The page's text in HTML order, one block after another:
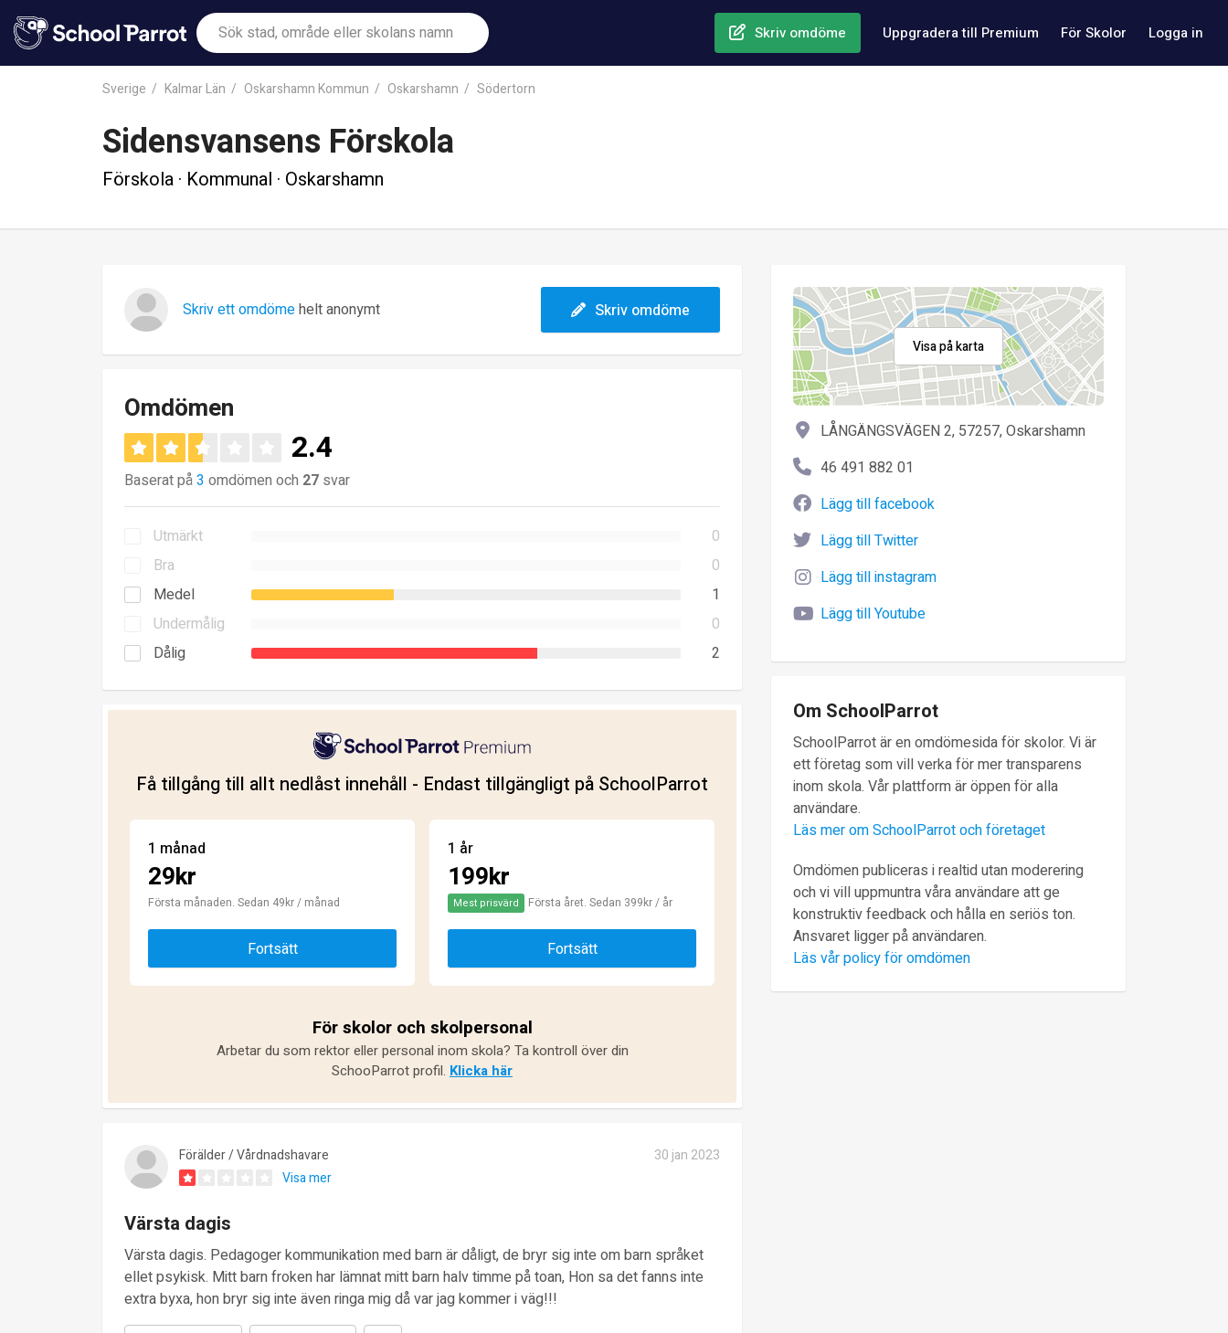
Skriv omdöme Uppgradera till Premium För Skolor Logga in
Sverige Kalmar Län Oskarshamn Kommun Oskarshamn Södertorn
Sidensvansens Förskola
Förskola · Kommunal · Oskarshamn
Skriv ett omdömehelt anonymt Skriv omdöme
Omdömen
2.4
Baserat på3 omdömen och 27 svar
Utmärkt
0
Bra
0
Medel
1
Undermålig
0
Dålig
2
Få tillgång till allt nedlåst innehåll - Endast tillgängligt på SchoolParrot
1 månad
29kr
Första månaden. Sedan 49kr / månad
Fortsätt
1 år
199kr
Mest prisvärd Första året. Sedan 399kr / år
Fortsätt
För skolor och skolpersonal
Arbetar du som rektor eller personal inom skola? Ta kontroll över din
SchooParrot profil. Klicka här
Förälder / Vårdnadshavare
30 jan 2023
Visa mer
Värsta dagis
Värsta dagis. Pedagoger kommunikation med barn är dåligt, de bryr sig inte om barn språket
ellet psykisk. Mitt barn froken har lämnat mitt barn halv timme på toan, Hon sa det fanns inte
extra byxa, hon bryr sig inte även ringa mig då var jag kommer i väg!!!
Visa på karta
LÅNGÄNGSVÄGEN 2, 57257, Oskarshamn
46 491 882 01
Lägg till facebook
Lägg till Twitter
Lägg till instagram
Lägg till Youtube
Om SchoolParrot
SchoolParrot är en omdömesida för skolor. Vi är
ett företag som vill verka för mer transparens
inom skola. Vår plattform är öppen för alla
användare.
Läs mer om SchoolParrot och företaget
Omdömen publiceras i realtid utan moderering
och vi vill uppmuntra våra användare att ge
konstruktiv feedback och hålla en seriös ton.
Ansvaret ligger på användaren.
Läs vår policy för omdömen